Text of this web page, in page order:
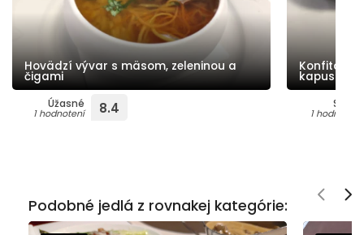
Hovädzí vývar s mäsom, zeleninou a
čigami
Úžasné
1 hodnotení 8.4
kapusta,
Super
1 hodnotení
Podobné jedlá z rovnakej kategórie: